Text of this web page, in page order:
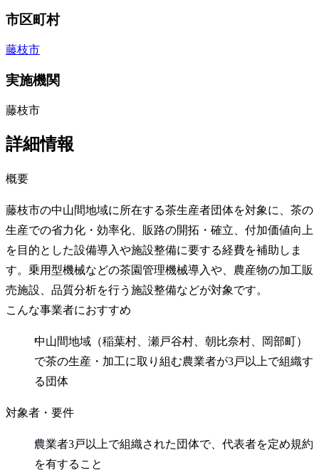
市区町村
藤枝市
実施機関
藤枝市
詳細情報
概要
藤枝市の中山間地域に所在する茶生産者団体を対象に、茶の
生産での省力化・効率化、販路の開拓・確立、付加価値向上
を目的とした設備導入や施設整備に要する経費を補助しま
す。乗用型機械などの茶園管理機械導入や、農産物の加工販
売施設、品質分析を行う施設整備などが対象です。
こんな事業者におすすめ
中山間地域（稲葉村、瀬戸谷村、朝比奈村、岡部町）
で茶の生産・加工に取り組む農業者が3戸以上で組織す
る団体
対象者・要件
農業者3戸以上で組織された団体で、代表者を定め規約
を有すること